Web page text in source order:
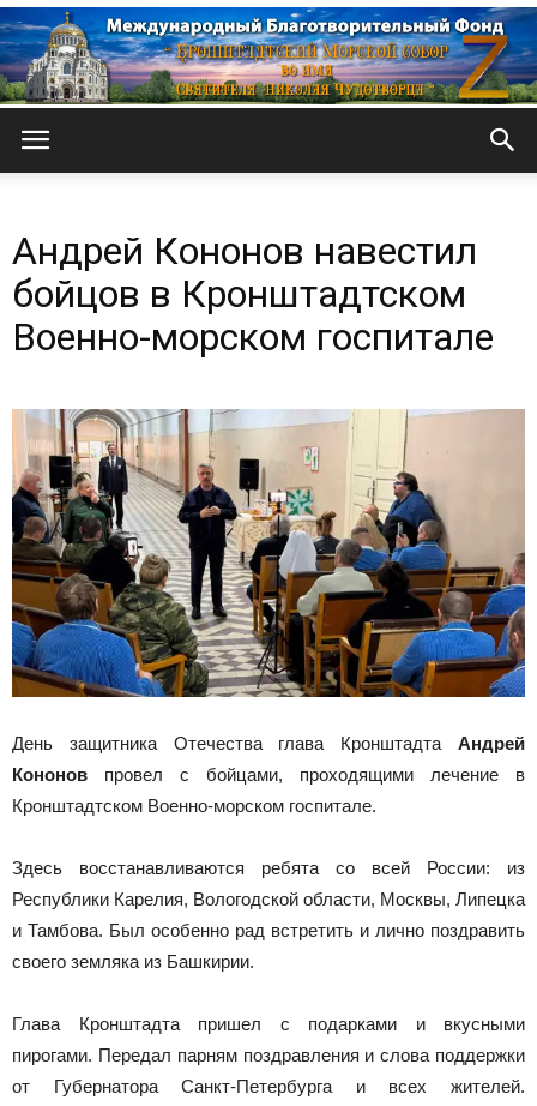
Морской
Андрей Кононов навестил
бойцов в Кронштадтском
Военно-морском госпитале
День защитника Отечества глава Кронштадта Андрей
Кононов провел с бойцами, проходящими лечение в
Кронштадтском Военно-морском госпитале.
Здесь восстанавливаются ребята со всей России: из
Республики Карелия, Вологодской области, Москвы, Липецка
и Тамбова. Был особенно рад встретить и лично поздравить
своего земляка из Башкирии.
Глава Кронштадта пришел с подарками и вкусными
пирогами. Передал парням поздравления и слова поддержки
от Губернатора Санкт-Петербурга и всех жителей.